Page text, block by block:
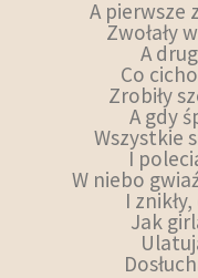
A pierwsze
Zwołały
A
Co
Zrobiły
A gdy
Wszystkie
I
W niebo
I
Jak